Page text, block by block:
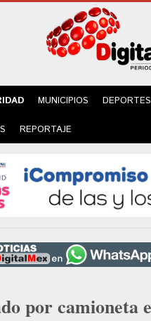
MUNICIPIOS DEPORTES
REPORTAJE
por camioneta